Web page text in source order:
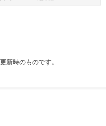
新時のものです。